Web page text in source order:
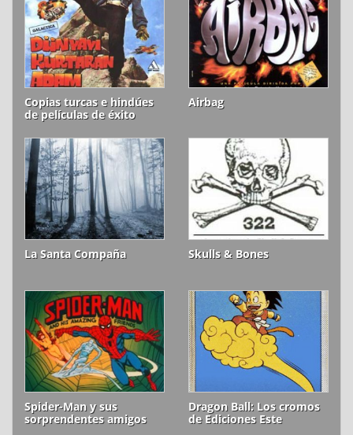
Copias turcas e hindúes
de películas de éxito
Airbag
La Santa Compaña Skulls & Bones
Spider-Man y sus
sorprendentes amigos
Dragon Ball: Los cromos
de Ediciones Este